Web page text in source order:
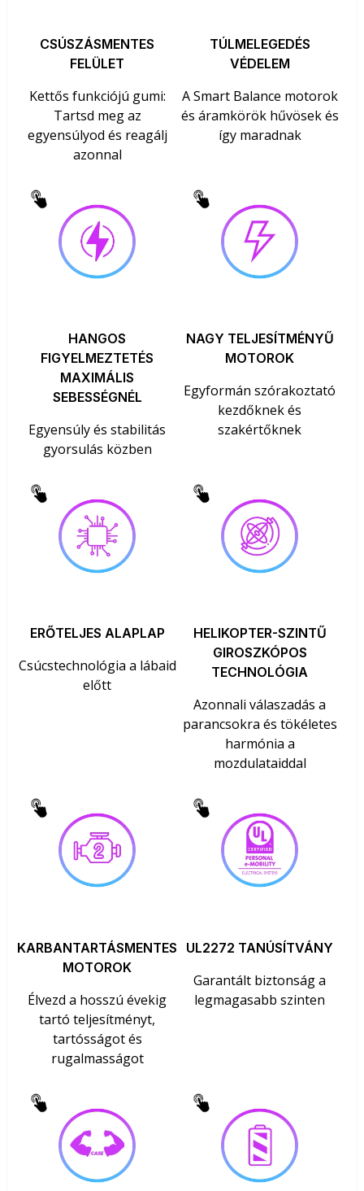
CSÚSZÁSMENTES
FELÜLET
Kettős funkciójú gumi:
Tartsd meg az
egyensúlyod és reagálj
azonnal
TÚLMELEGEDÉS
VÉDELEM
A Smart Balance motorok
és áramkörök hűvösek és
így maradnak
HANGOS
FIGYELMEZTETÉS
MAXIMÁLIS
SEBESSÉGNÉL
Egyensúly és stabilitás
gyorsulás közben
NAGY TELJESÍTMÉNYŰ
MOTOROK
Egyformán szórakoztató
kezdőknek és
szakértőknek
ERŐTELJES ALAPLAP
Csúcstechnológia a lábaid
előtt
HELIKOPTER-SZINTŰ
GIROSZKÓPOS
TECHNOLÓGIA
Azonnali válaszadás a
parancsokra és tökéletes
harmónia a
mozdulataiddal
KARBANTARTÁSMENTES
MOTOROK
Élvezd a hosszú évekig
tartó teljesítményt,
tartósságot és
rugalmasságot
UL2272 TANÚSÍTVÁNY
Garantált biztonság a
legmagasabb szinten